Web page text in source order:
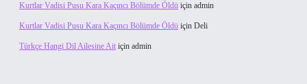
Kurtlar Vadisi Pusu Kara Kaçıncı Bölümde Öldü için admin
Kurtlar Vadisi Pusu Kara Kaçıncı Bölümde Öldü için Deli
Türkçe Hangi Dil Ailesine Ait için admin